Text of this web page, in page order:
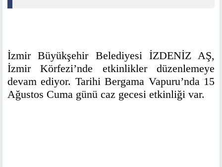
İzmir Büyükşehir Belediyesi İZDENİZ AŞ,
İzmir Körfezi’nde etkinlikler düzenlemeye
devam ediyor. Tarihi Bergama Vapuru’nda 15
Ağustos Cuma günü caz gecesi etkinliği var.